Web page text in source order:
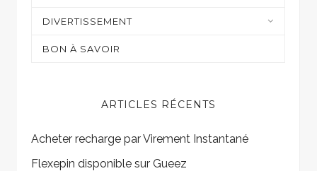
Casino et jeux en ligne
DIVERTISSEMENT
Sur mon écran
BON À SAVOIR
ARTICLES RÉCENTS
Acheter recharge par Virement Instantané
Flexepin disponible sur Gueez